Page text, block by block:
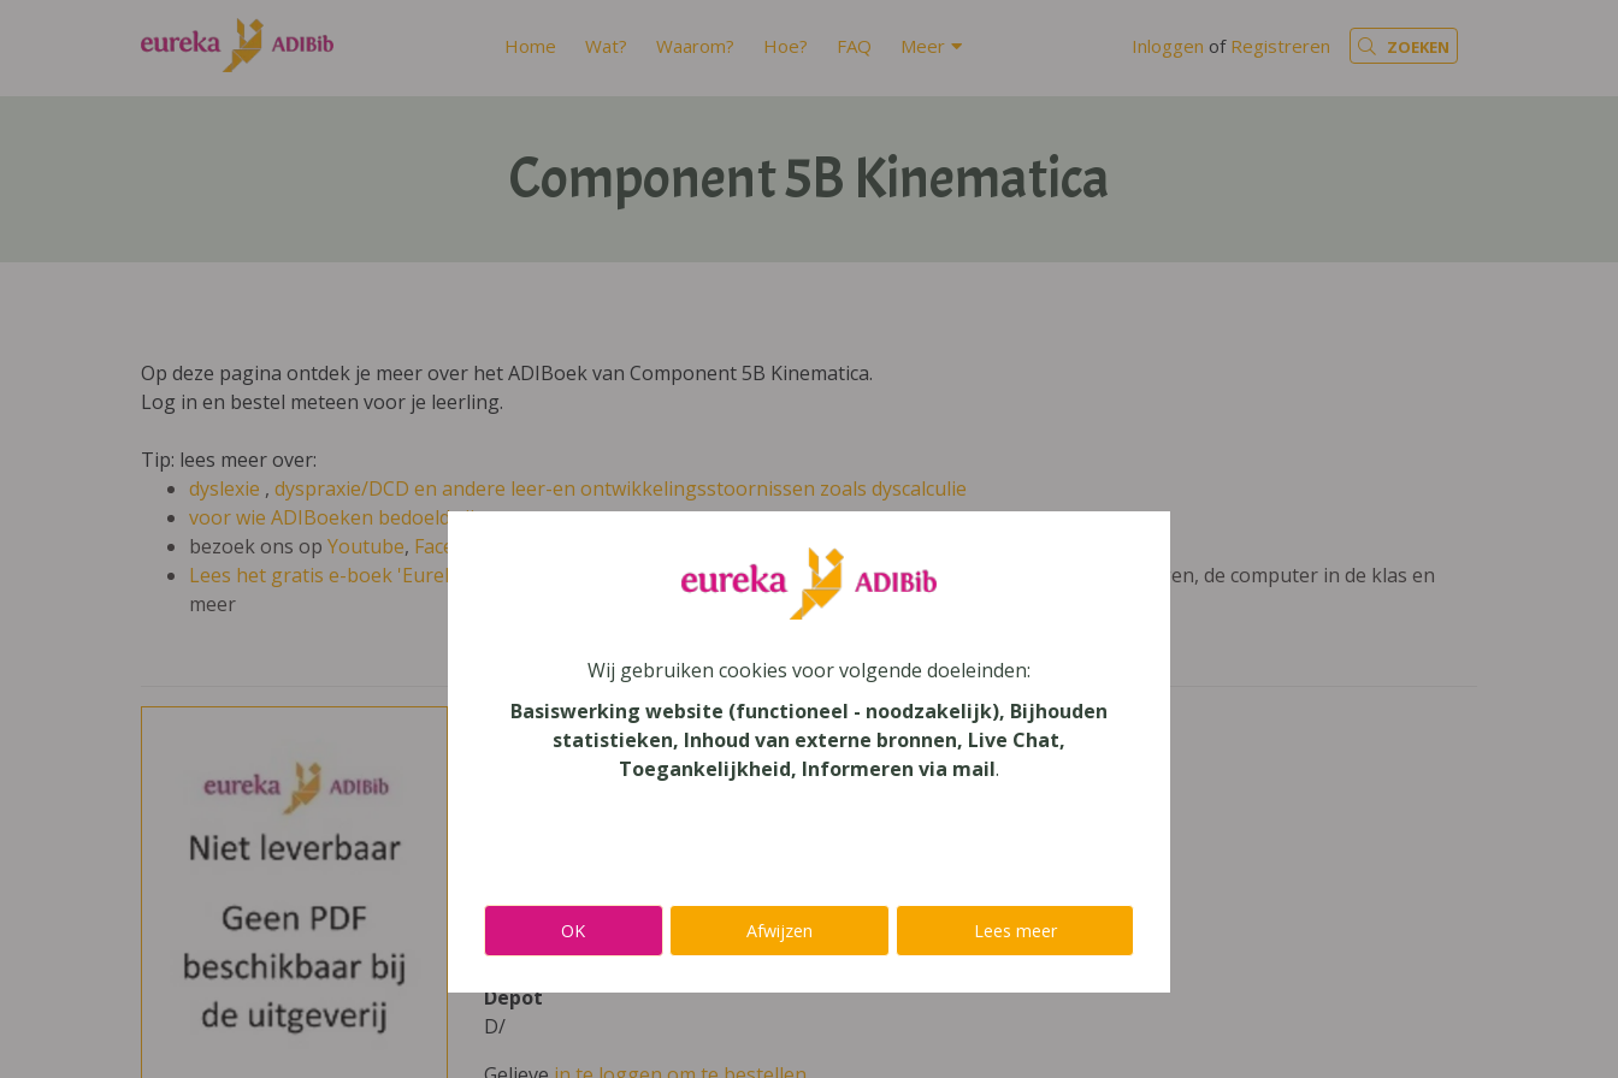
Home Wat? Waarom? Hoe? FAQ Meer Inloggen of Registreren ZOEKEN
Component 5B Kinematica
Op deze pagina ontdek je meer over het ADIBoek van Component 5B Kinematica.
Log in en bestel meteen voor je leerling.
Tip: lees meer over:
dyslexie , dyspraxie/DCD en andere leer-en ontwikkelingsstoornissen zoals dyscalculie
voor wie ADIBoeken bedoeld zijn
bezoek ons op Youtube, Facebook
Eureka Leuven beter kennen.
Lees het gratis e-boek 'Eureka: leren en leven in je talent'en lees meer over thema's als redelijke aanpassingen, de computer in de klas en
meer
Component 5B Kinematica
978-90-596-8002-9
Depot
D/
Wij gebruiken cookies voor volgende doeleinden:
Basiswerking website (functioneel - noodzakelijk), Bijhouden
statistieken, Inhoud van externe bronnen, Live Chat,
Toegankelijkheid, Informeren via mail.
OK Afwijzen Lees meer